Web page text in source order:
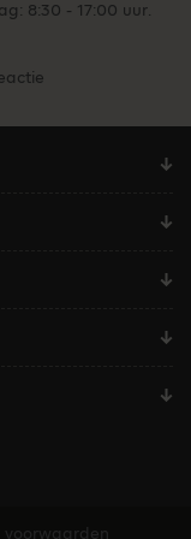
8:30 - 17:00 uur.
voorwaarden